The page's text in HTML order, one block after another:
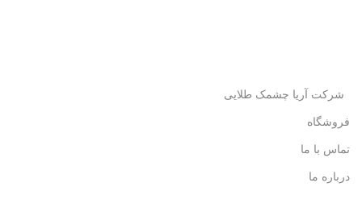
شرکت آریا چشمک طلایی
فروشگاه
تماس با ما
درباره ما